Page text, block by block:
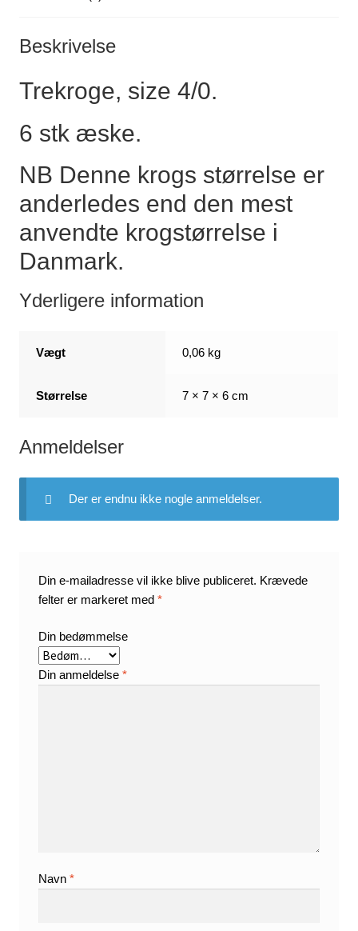
Beskrivelse
Trekroge, size 4/0.
6 stk æske.
NB Denne krogs størrelse er
anderledes end den mest
anvendte krogstørrelse i
Danmark.
Yderligere information
Vægt 0,06 kg
Størrelse 7 × 7 × 6 cm
Anmeldelser
Der er endnu ikke nogle anmeldelser.
Din e-mailadresse vil ikke blive publiceret. Krævede
felter er markeret med*
Din bedømmelse
Din anmeldelse*
Navn*